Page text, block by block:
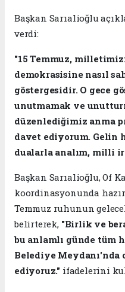
Başkan Sarıalioğlu
verdi:
"15 Temmuz,
demokrasisine nasıl
göstergesidir. O gece
unutmamak ve
düzenlediğimiz anma
davet ediyorum.
dualarla analım, milli
Başkan Sarıalioğlu, Of
koordinasyonunda
Temmuz ruhunun
belirterek, "Birlik ve
bu anlamlı günde tüm
Belediye Meydanı'nda
ediyoruz." ifadelerini